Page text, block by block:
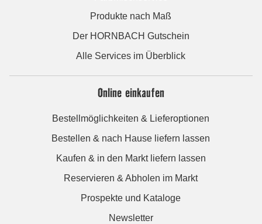
Produkte nach Maß
Der HORNBACH Gutschein
Alle Services im Überblick
Online einkaufen
Bestellmöglichkeiten & Lieferoptionen
Bestellen & nach Hause liefern lassen
Kaufen & in den Markt liefern lassen
Reservieren & Abholen im Markt
Prospekte und Kataloge
Newsletter